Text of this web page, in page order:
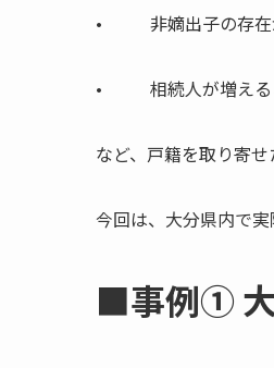
• 非嫡出子の存在
• 相続人が増える
など、戸籍を取り寄
今回は、大分県内で
■事例①